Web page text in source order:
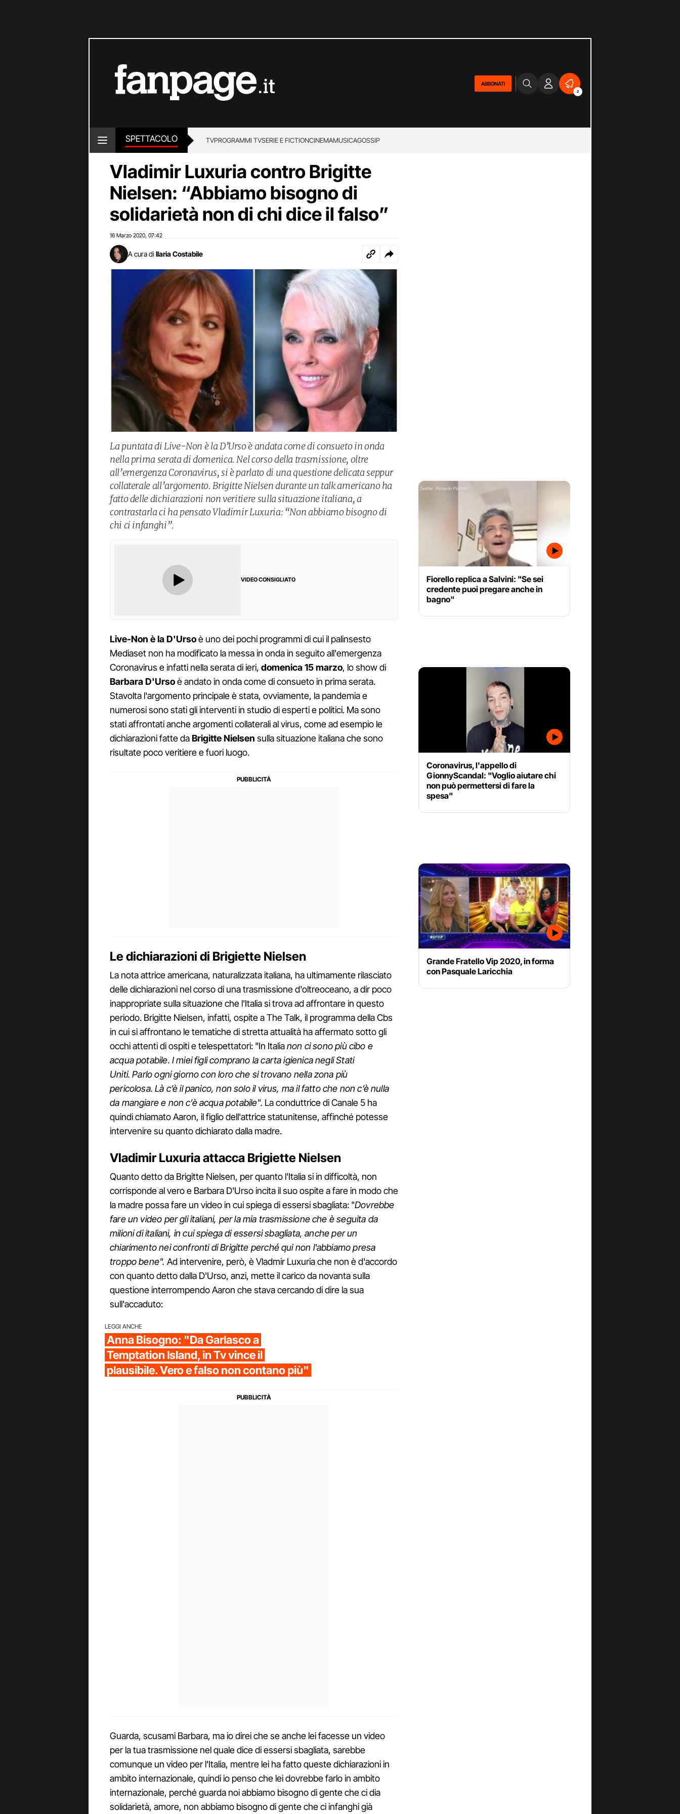
ABBONATI
2
SPETTACOLO TVPROGRAMMI TVSERIE E FICTIONCINEMAMUSICAGOSSIP
Vladimir Luxuria contro Brigitte
Nielsen: “Abbiamo bisogno di
solidarietà non di chi dice il falso”
16 Marzo 2020 07:42
A cura di Ilaria Costabile
La puntata di Live-Non è la D’Urso è andata come di consueto in onda
nella prima serata di domenica. Nel corso della trasmissione, oltre
all’emergenza Coronavirus, si è parlato di una questione delicata seppur
collaterale all’argomento. Brigitte Nielsen durante un talk americano ha
fatto delle dichiarazioni non veritiere sulla situazione italiana, a
contrastarla ci ha pensato Vladimir Luxuria: “Non abbiamo bisogno di
chi ci infanghi”.
VIDEO CONSIGLIATO
Live-Non è la D'Ursoè uno dei pochi programmi di cui il palinsesto
Mediaset non ha modificato la messa in onda in seguito all'emergenza
Coronavirus e infatti nella serata di ieri, domenica 15 marzo, lo show di
Barbara D'Ursoè andato in onda come di consueto in prima serata.
Stavolta l'argomento principale è stata, ovviamente, la pandemia e
numerosi sono stati gli interventi in studio di esperti e politici. Ma sono
stati affrontati anche argomenti collaterali al virus, come ad esempio le
dichiarazioni fatte daBrigitte Nielsen sulla situazione italiana che sono
risultate poco veritiere e fuori luogo.
Le dichiarazioni di Brigiette Nielsen
La nota attrice americana, naturalizzata italiana, ha ultimamente rilasciato
delle dichiarazioni nel corso di una trasmissione d'oltreoceano, a dir poco
inappropriate sulla situazione che l'Italia si trova ad affrontare in questo
periodo. Brigitte Nielsen, infatti, ospite a The Talk, il programma della Cbs
in cui si affrontano le tematiche di stretta attualità ha affermato sotto gli
occhi attenti di ospiti e telespettatori: "In Italianon ci sono più cibo e
acqua potabile. I miei figli comprano la carta igienica negli Stati
Uniti. Parlo ogni giorno con loro che si trovano nella zona più
pericolosa. Là c’è il panico, non solo il virus, ma il fatto che non c’è nulla
da mangiare e non c’è acqua potabile". La conduttrice di Canale 5 ha
quindi chiamato Aaron, il figlio dell'attrice statunitense, affinché potesse
intervenire su quanto dichiarato dalla madre.
Vladimir Luxuria attacca Brigiette Nielsen
Quanto detto da Brigitte Nielsen, per quanto l'Italia si in difficoltà, non
corrisponde al vero e Barbara D'Urso incita il suo ospite a fare in modo che
la madre possa fare un video in cui spiega di essersi sbagliata: "Dovrebbe
fare un video per gli italiani, per la mia trasmissione che è seguita da
milioni di italiani, in cui spiega di essersi sbagliata, anche per un
chiarimento nei confronti di Brigitte perché qui non l'abbiamo presa
troppo bene". Ad intervenire, però, è Vladmir Luxuria che non è d'accordo
con quanto detto dalla D'Urso, anzi, mette il carico da novanta sulla
questione interrompendo Aaron che stava cercando di dire la sua
sull'accaduto:
LEGGI ANCHE
Anna Bisogno: "Da Garlasco a
Temptation Island, in Tv vince il
plausibile. Vero e falso non contano più"
Guarda, scusami Barbara, ma io direi che se anche lei facesse un video
per la tua trasmissione nel quale dice di essersi sbagliata, sarebbe
comunque un video per l'Italia, mentre lei ha fatto queste dichiarazioni in
ambito internazionale, quindi io penso che lei dovrebbe farlo in ambito
internazionale, perché guarda noi abbiamo bisogno di gente che ci dia
solidarietà, amore, non abbiamo bisogno di gente che ci infanghi già
Fiorello replica a Salvini: "Se sei
credente puoi pregare anche in
bagno"
Coronavirus, l'appello di
GionnyScandal: "Voglio aiutare chi
non può permettersi di fare la
spesa"
Grande Fratello Vip 2020, in forma
con Pasquale Laricchia